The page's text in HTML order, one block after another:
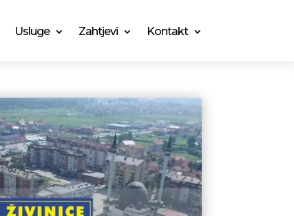
Usluge Zahtjevi Kontakt